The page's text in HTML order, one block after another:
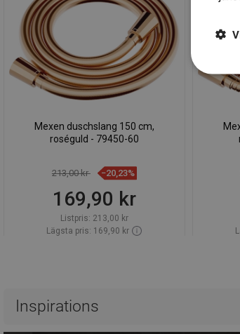
Mexen duschslang 150 cm,
roséguld - 79450-60
213,00 kr −20,23%
169,90 kr
Listpris: 213,00 kr
Lägsta pris: 169,90 kr
Jämför
Inspirations